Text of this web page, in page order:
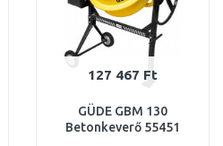
127 467 Ft
GÜDE GBM 130
Betonkeverő 55451